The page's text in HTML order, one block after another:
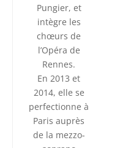
Pungier, et
intègre les
chœurs de
l’Opéra de
Rennes.
En 2013 et
2014, elle se
perfectionne à
Paris auprès
de la mezzo-